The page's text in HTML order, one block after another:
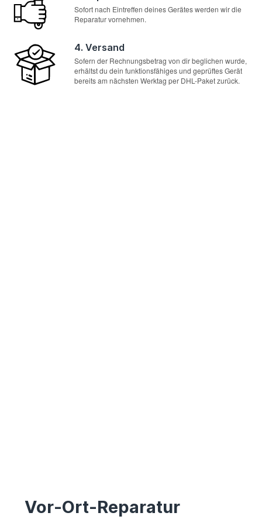
Sofort nach Eintreffen deines Gerätes werden wir die
Reparatur vornehmen.
4. Versand
Sofern der Rechnungsbetrag von dir beglichen wurde,
erhältst du dein funktionsfähiges und geprüftes Gerät
bereits am nächsten Werktag per DHL-Paket zurück.
Vor-Ort-Reparatur